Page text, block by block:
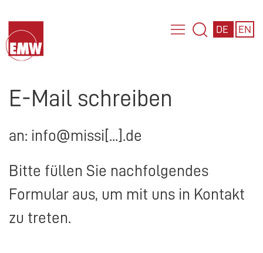
DE EN
E-Mail schreiben
an: info@missi[...].de
Bitte füllen Sie nachfolgendes
Formular aus, um mit uns in Kontakt
zu treten.